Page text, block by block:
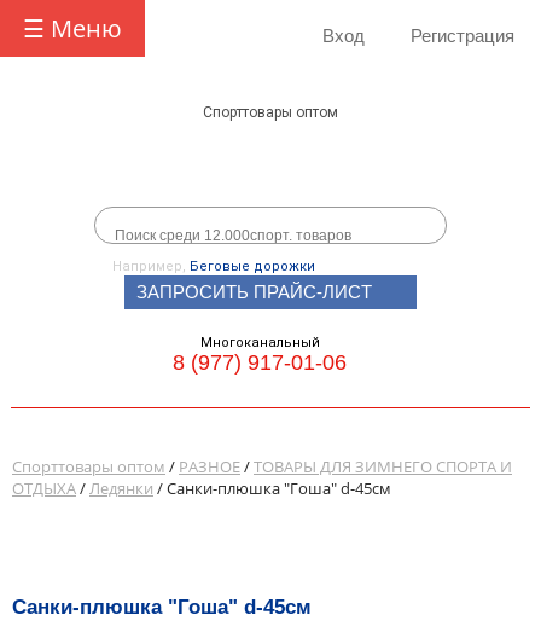
☰ Меню Вход Регистрация
Спорттовары оптом
Например, Беговые дорожки
ЗАПРОСИТЬ ПРАЙС-ЛИСТ
Многоканальный
8 (977) 917-01-06
Спорттовары оптом / РАЗНОЕ/ТОВАРЫ ДЛЯ ЗИМНЕГО СПОРТА И
ОТДЫХА/Ледянки / Санки-плюшка "Гоша" d-45см
Санки-плюшка "Гоша" d-45см